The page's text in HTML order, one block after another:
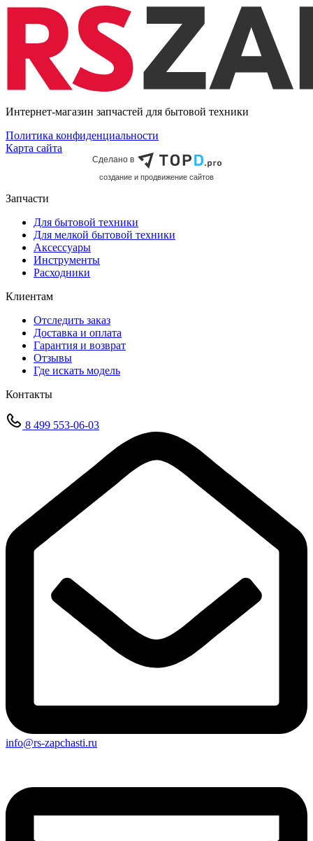
Интернет-магазин запчастей для бытовой техники
Политика конфиденциальности
Карта сайта
Сделано в
cоздание и продвижение сайтов
Запчасти
Для бытовой техники
Для мелкой бытовой техники
Аксессуары
Инструменты
Расходники
Клиентам
Отследить заказ
Доставка и оплата
Гарантия и возврат
Отзывы
Где искать модель
Контакты
8 499 553-06-03
info@rs-zapchasti.ru